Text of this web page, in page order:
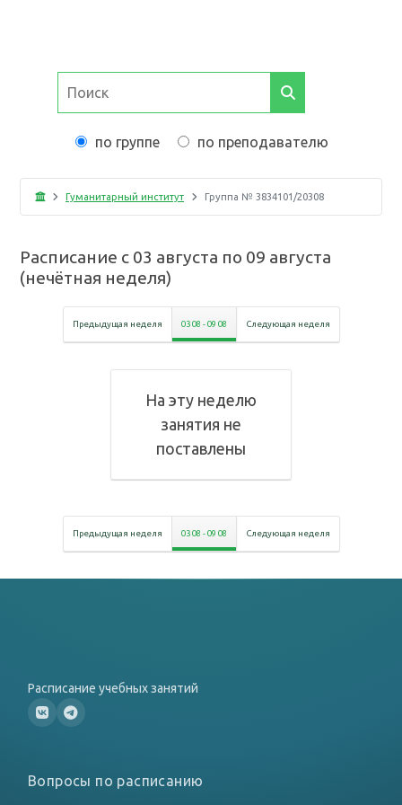
по группе по преподавателю
Гуманитарный институт Группа № 3834101/20308
Расписание с 03 августа по 09 августа
(нечётная неделя)
Предыдущая неделя 03 08 -09 08 Следующая неделя
На эту неделю
занятия не
поставлены
Предыдущая неделя 03 08 -09 08 Следующая неделя
Расписание учебных занятий
Вопросы по расписанию